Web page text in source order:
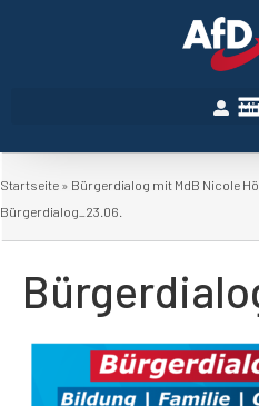
Startseite » Bürgerdialog mit MdB Nicole
Bürgerdialog_23.06.